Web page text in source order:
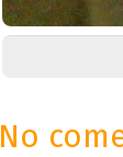
No